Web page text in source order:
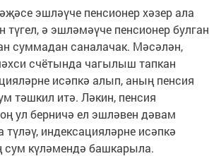
эшләүче пенсионер хәзер ала
түгел, ә эшләмәүче пенсионер булган
суммадан саналачак. Мәсәлән,
счётында чагылыш тапкан
исәпкә алып, аның пенсия
тәшкил итә. Ләкин, пенсия
ул берничә ел эшләвен дәвам
түләү, индексацияләрне исәпкә
күләмендә башкарыла.